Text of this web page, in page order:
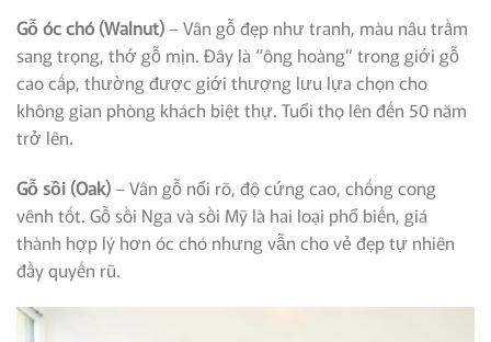
Gỗ óc chó (Walnut)– Vân gỗ đẹp như tranh, màu nâu trầm
sang trọng, thớ gỗ mịn. Đây là “ông hoàng” trong giới gỗ
cao cấp, thường được giới thượng lưu lựa chọn cho
không gian phòng khách biệt thự. Tuổi thọ lên đến 50 năm
trở lên.
Gỗ sồi (Oak)– Vân gỗ nổi rõ, độ cứng cao, chống cong
vênh tốt. Gỗ sồi Nga và sồi Mỹ là hai loại phổ biến, giá
thành hợp lý hơn óc chó nhưng vẫn cho vẻ đẹp tự nhiên
đầy quyến rũ.